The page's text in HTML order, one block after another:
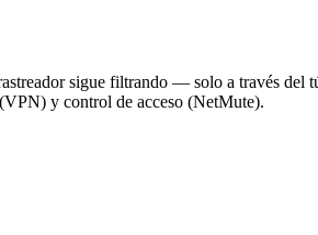
sigue filtrando — solo a través
y control de acceso (NetMute).